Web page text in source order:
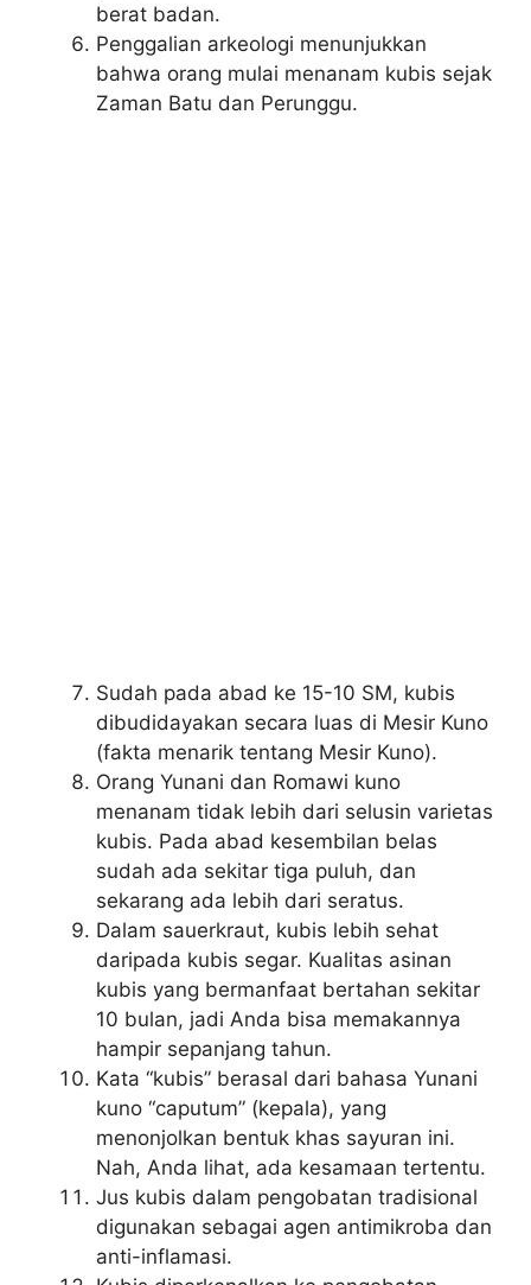
berat badan.
Penggalian arkeologi menunjukkan
bahwa orang mulai menanam kubis sejak
Zaman Batu dan Perunggu.
Sudah pada abad ke 15-10 SM, kubis
dibudidayakan secara luas di Mesir Kuno
(fakta menarik tentang Mesir Kuno).
Orang Yunani dan Romawi kuno
menanam tidak lebih dari selusin varietas
kubis. Pada abad kesembilan belas
sudah ada sekitar tiga puluh, dan
sekarang ada lebih dari seratus.
Dalam sauerkraut, kubis lebih sehat
daripada kubis segar. Kualitas asinan
kubis yang bermanfaat bertahan sekitar
10 bulan, jadi Anda bisa memakannya
hampir sepanjang tahun.
Kata “kubis” berasal dari bahasa Yunani
kuno “caputum” (kepala), yang
menonjolkan bentuk khas sayuran ini.
Nah, Anda lihat, ada kesamaan tertentu.
Jus kubis dalam pengobatan tradisional
digunakan sebagai agen antimikroba dan
anti-inflamasi.